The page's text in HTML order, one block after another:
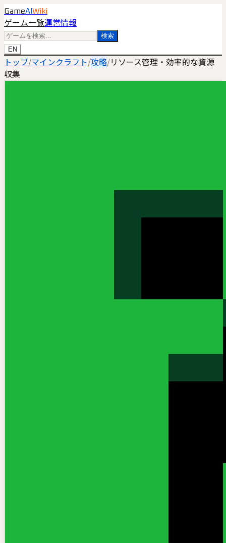
GameAI Wiki
ゲーム一覧運営情報
検索
EN
トップ/マインクラフト/攻略/リソース管理・効率的な資源
収集